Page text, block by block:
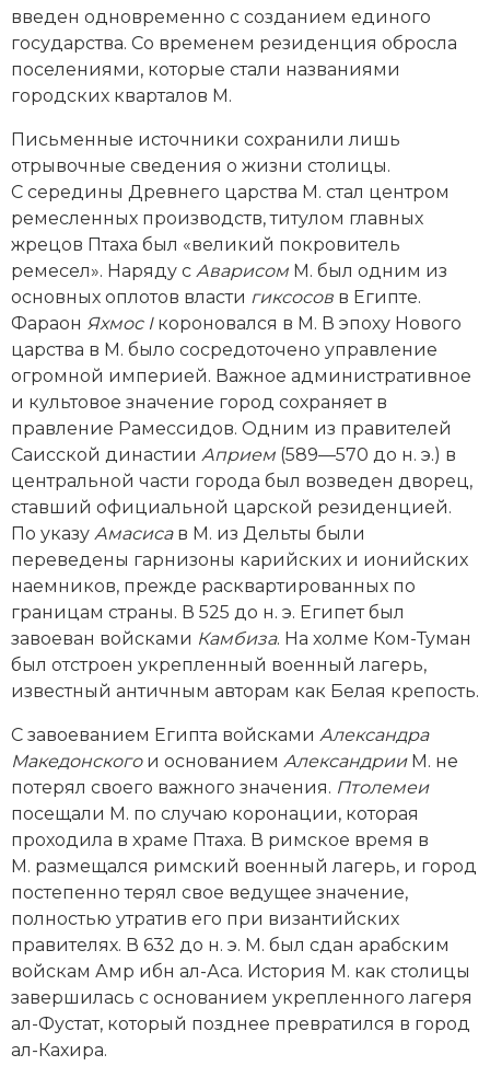
введен одновременно с созданием единого
государства. Со временем резиденция обросла
поселениями, которые стали названиями
городских кварталов М.
Письменные источники сохранили лишь
отрывочные сведения о жизни столицы.
С середины Древнего царства М. стал центром
ремесленных производств, титулом главных
жрецов Птаха был «великий покровитель
ремесел». Наряду с Аварисом М. был одним из
основных оплотов власти гиксосов в Египте.
Фараон Яхмос Iкороновался в М. В эпоху Нового
царства в М. было сосредоточено управление
огромной империей. Важное административное
и культовое значение город сохраняет в
правление Рамессидов. Одним из правителей
Саисской династии Априем (589—570 до н. э.) в
центральной части города был возведен дворец,
ставший официальной царской резиденцией.
По указу Амасисав М. из Дельты были
переведены гарнизоны карийских и ионийских
наемников, прежде расквартированных по
границам страны. В 525 до н. э. Египет был
завоеван войсками Камбиза. На холме Ком-Туман
был отстроен укрепленный военный лагерь,
известный античным авторам как Белая крепость.
С завоеванием Египта войсками Александра
Македонскогои основанием АлександрииМ. не
потерял своего важного значения. Птолемеи
посещали М. по случаю коронации, которая
проходила в храме Птаха. В римское время в
М. размещался римский военный лагерь, и город
постепенно терял свое ведущее значение,
полностью утратив его при византийских
правителях. В 632 до н. э. М. был сдан арабским
войскам Амр ибн ал-Аса. История М. как столицы
завершилась с основанием укрепленного лагеря
ал-Фустат, который позднее превратился в город
ал-Кахира.